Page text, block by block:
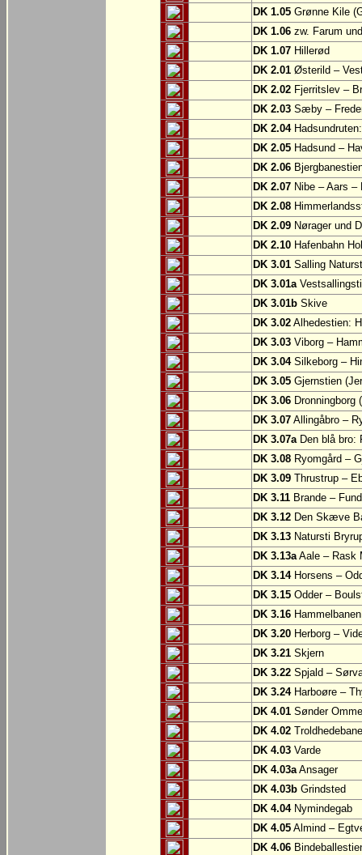
DK 1.05 Grønne Kile
DK 1.06 zw. Farum
DK 1.07 Hillerød
DK 2.01 Østerild –
DK 2.02 Fjerritslev –
DK 2.03 Sæby –
DK 2.04
DK 2.05 Hadsund –
DK 2.06
DK 2.07 Nibe – Aars –
DK 2.08
DK 2.09 Nørager und
DK 2.10 Hafenbahn
DK 3.01 Salling
DK 3.01a
DK 3.01b Skive
DK 3.02 Alhedestien:
DK 3.03 Viborg –
DK 3.04Silkeborg –
DK 3.05 Gjernstien
DK 3.06 Dronningborg
DK 3.07 Allingåbro –
DK 3.07aDen blå bro:
DK 3.08 Ryomgård –
DK 3.09 Thrustrup –
DK 3.11 Brande –
DK 3.12 Den Skæve
DK 3.13 Natursti
DK 3.13aAale – Rask
DK 3.14Horsens –
DK 3.15 Odder –
DK 3.16
DK 3.20 Herborg –
DK 3.21 Skjern
DK 3.22 Spjald –
DK 3.24Harboøre –
DK 4.01 Sønder
DK 4.02
DK 4.03 Varde
DK 4.03aAnsager
DK 4.03b Grindsted
DK 4.04Nymindegab
DK 4.05 Almind –
DK 4.06